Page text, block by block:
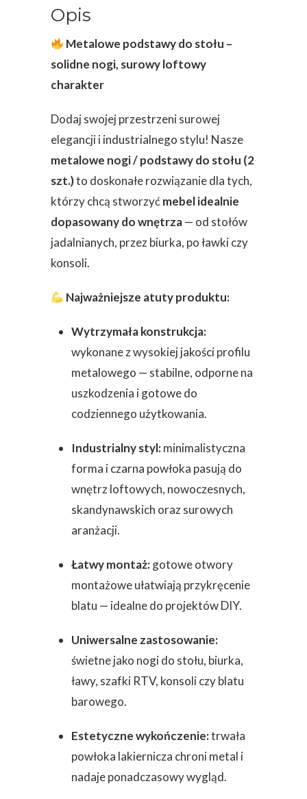
Opis
Metalowe podstawy do stołu –
solidne nogi, surowy loftowy
charakter
Dodaj swojej przestrzeni surowej
elegancji i industrialnego stylu! Nasze
metalowe nogi / podstawy do stołu (2
szt.)to doskonałe rozwiązanie dla tych,
którzy chcą stworzyćmebel idealnie
dopasowany do wnętrza— od stołów
jadalnianych, przez biurka, po ławki czy
konsoli.
Najważniejsze atuty produktu:
Wytrzymała konstrukcja:
wykonane z wysokiej jakości profilu
metalowego — stabilne, odporne na
uszkodzenia i gotowe do
codziennego użytkowania.
Industrialny styl:minimalistyczna
forma i czarna powłoka pasują do
wnętrz loftowych, nowoczesnych,
skandynawskich oraz surowych
aranżacji.
Łatwy montaż:gotowe otwory
montażowe ułatwiają przykręcenie
blatu — idealne do projektów DIY.
Uniwersalne zastosowanie:
świetne jako nogi do stołu, biurka,
ławy, szafki RTV, konsoli czy blatu
barowego.
Estetyczne wykończenie:trwała
powłoka lakiernicza chroni metal i
nadaje ponadczasowy wygląd.